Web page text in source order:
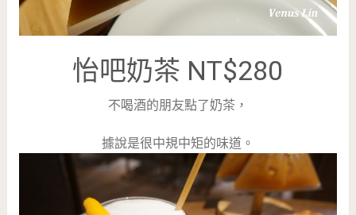
怡吧奶茶 NT$280
不喝酒的朋友點了奶茶，
據說是很中規中矩的味道。